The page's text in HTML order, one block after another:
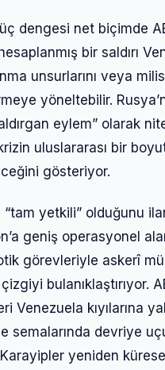
dengesi net biçimde
bir saldırı
unsurlarını veya
yöneltebilir.
eylem” olarak
uluslararası bir
gösteriyor.
“tam yetkili” olduğunu
geniş operasyonel
görevleriyle askerî
bulanıklaştırıyor.
Venezuela kıyılarına
semalarında devriye
yeniden